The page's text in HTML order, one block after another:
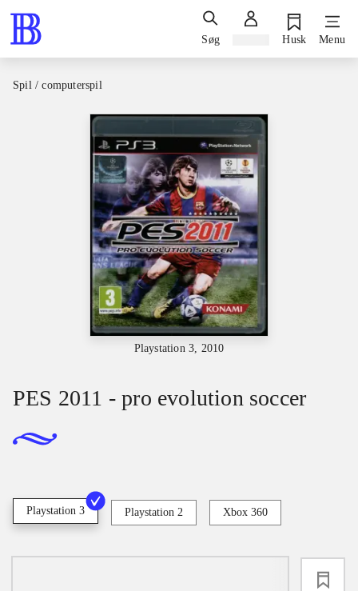
Søg Husk Menu
Spil / computerspil
Playstation 3, 2010
PES 2011 - pro evolution soccer
Playstation 3 Playstation 2 Xbox 360